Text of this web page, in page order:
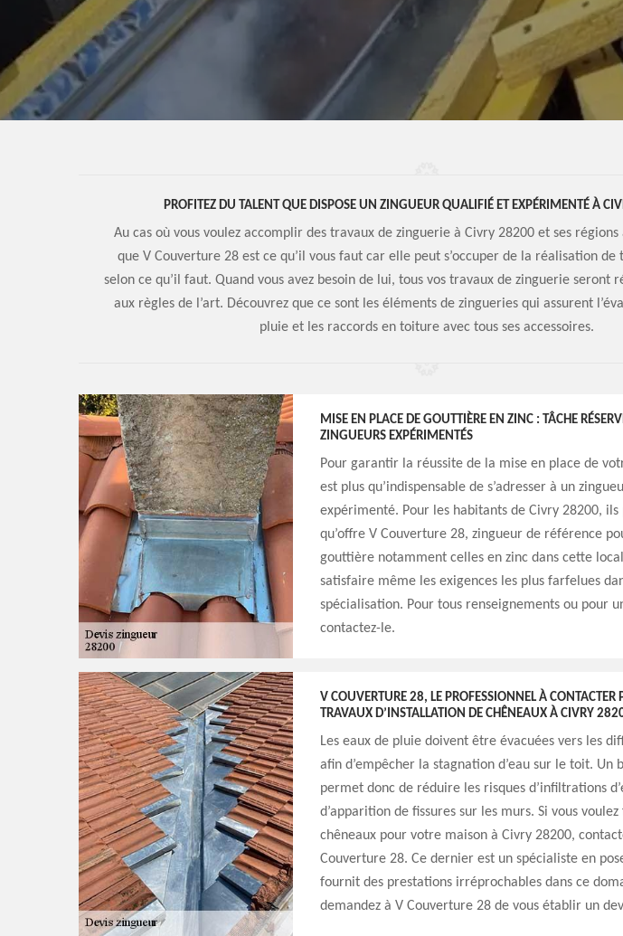
PROFITEZ DU TALENT QUE DISPOSE UN ZINGUEUR QUALIFIÉ ET EXPÉRIMENTÉ À
Au cas où vous voulez accomplir des travaux de zinguerie à Civry 28200 et ses régions
que V Couverture 28 est ce qu’il vous faut car elle peut s’occuper de la réalisation de
selon ce qu’il faut. Quand vous avez besoin de lui, tous vos travaux de zinguerie seront
aux règles de l’art. Découvrez que ce sont les éléments de zingueries qui assurent
pluie et les raccords en toiture avec tous ses accessoires.
MISE EN PLACE DE GOUTTIÈRE EN ZINC : TÂCHE
ZINGUEURS EXPÉRIMENTÉS
Pour garantir la réussite de la mise en place de
est plus qu’indispensable de s’adresser à un
expérimenté. Pour les habitants de Civry 28200,
qu’offre V Couverture 28, zingueur de référence
gouttière notamment celles en zinc dans cette
satisfaire même les exigences les plus farfelues
spécialisation. Pour tous renseignements ou pour
contactez-le.
V COUVERTURE 28, LE PROFESSIONNEL À CONTACTER
TRAVAUX D’INSTALLATION DE CHÊNEAUX À CIVRY
Les eaux de pluie doivent être évacuées vers les
afin d’empêcher la stagnation d’eau sur le toit. Un
permet donc de réduire les risques d’infiltrations
d’apparition de fissures sur les murs. Si vous
chêneaux pour votre maison à Civry 28200,
Couverture 28. Ce dernier est un spécialiste en
fournit des prestations irréprochables dans ce
demandez à V Couverture 28 de vous établir un